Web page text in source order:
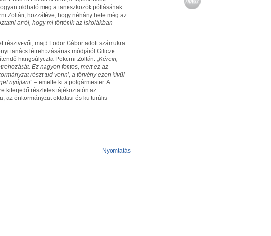
oldható meg a taneszközök pótlásának
Zoltán, hozzátéve, hogy néhány hete még az
arról, hogy mi történik az iskolákban,
résztvevői, majd Fodor Gábor adott számukra
tanács létrehozásának módjáról Gilicze
hangsúlyozta Pokorni Zoltán: „Kérem,
Ez nagyon fontos, mert ez az
részt tud venni, a törvény ezen kívül
nyújtani” – emelte ki a polgármester. A
kiterjedő részletes tájékoztatón az
az önkormányzat oktatási és kulturális
Nyomtatás